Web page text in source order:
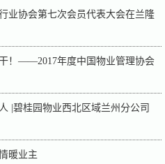
业协会第七次会员代表大会在兰隆
！——2017年度中国物业管理协会
|碧桂园物业西北区域兰州分公司
暖业主